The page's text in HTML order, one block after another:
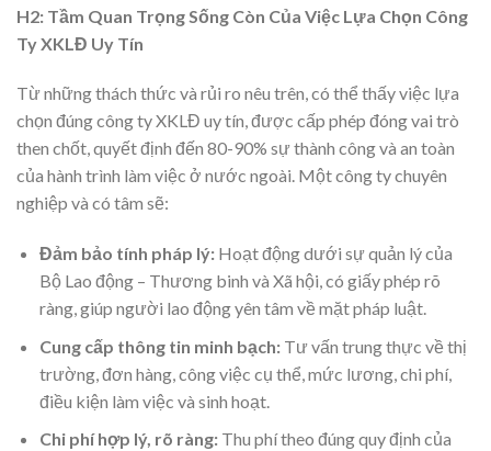
H2: Tầm Quan Trọng Sống Còn Của Việc Lựa Chọn Công
Ty XKLĐ Uy Tín
Từ những thách thức và rủi ro nêu trên, có thể thấy việc lựa
chọn đúng công ty XKLĐ uy tín, được cấp phép đóng vai trò
then chốt, quyết định đến 80-90% sự thành công và an toàn
của hành trình làm việc ở nước ngoài. Một công ty chuyên
nghiệp và có tâm sẽ:
Đảm bảo tính pháp lý:Hoạt động dưới sự quản lý của
Bộ Lao động – Thương binh và Xã hội, có giấy phép rõ
ràng, giúp người lao động yên tâm về mặt pháp luật.
Cung cấp thông tin minh bạch:Tư vấn trung thực về thị
trường, đơn hàng, công việc cụ thể, mức lương, chi phí,
điều kiện làm việc và sinh hoạt.
Chi phí hợp lý, rõ ràng:Thu phí theo đúng quy định của